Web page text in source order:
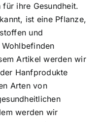
ihre Gesundheit.
ist eine Pflanze,
und
Artikel werden wir
Hanfprodukte
Arten von
werden wir